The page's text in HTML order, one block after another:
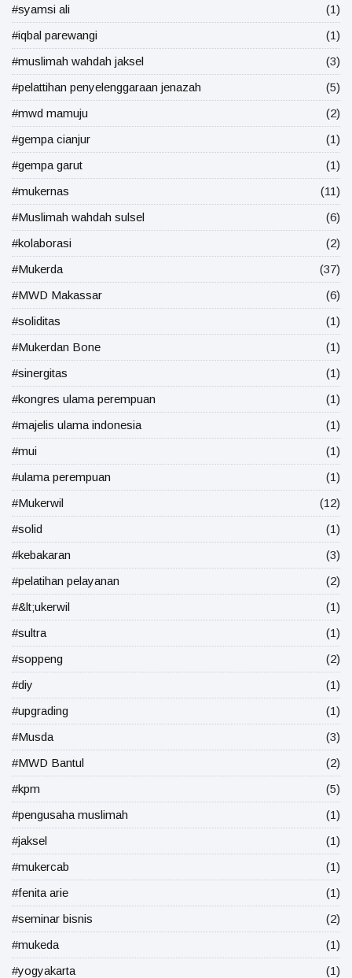
#syamsi ali
(1)
#iqbal parewangi
(1)
#muslimah wahdah jaksel
(3)
#pelattihan penyelenggaraan jenazah
(5)
#mwd mamuju
(2)
#gempa cianjur
(1)
#gempa garut
(1)
#mukernas
(11)
#Muslimah wahdah sulsel
(6)
#kolaborasi
(2)
#Mukerda
(37)
#MWD Makassar
(6)
#soliditas
(1)
#Mukerdan Bone
(1)
#sinergitas
(1)
#kongres ulama perempuan
(1)
#majelis ulama indonesia
(1)
#mui
(1)
#ulama perempuan
(1)
#Mukerwil
(12)
#solid
(1)
#kebakaran
(3)
#pelatihan pelayanan
(2)
#&lt;ukerwil
(1)
#sultra
(1)
#soppeng
(2)
#diy
(1)
#upgrading
(1)
#Musda
(3)
#MWD Bantul
(2)
#kpm
(5)
#pengusaha muslimah
(1)
#jaksel
(1)
#mukercab
(1)
#fenita arie
(1)
#seminar bisnis
(2)
#mukeda
(1)
#yogyakarta
(1)